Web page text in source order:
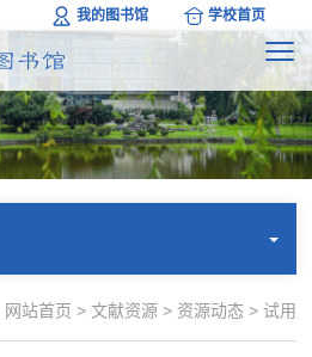
我的图书馆 学校首页
网站首页 > 文献资源> 资源动态> 试用